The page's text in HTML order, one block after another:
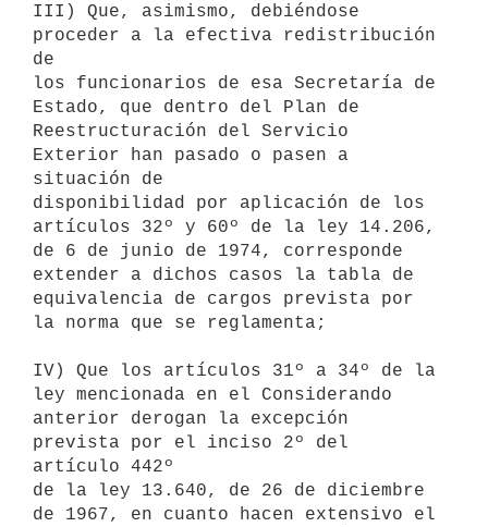
III) Que, asimismo, debiéndose
proceder a la efectiva redistribución
de
los funcionarios de esa Secretaría de
Estado, que dentro del Plan de
Reestructuración del Servicio
Exterior han pasado o pasen a
situación de
disponibilidad por aplicación de los
artículos 32º y 60º de la ley 14.206,
de 6 de junio de 1974, corresponde
extender a dichos casos la tabla de
equivalencia de cargos prevista por
la norma que se reglamenta;
IV) Que los artículos 31º a 34º de la
ley mencionada en el Considerando
anterior derogan la excepción
prevista por el inciso 2º del
artículo 442º
de la ley 13.640, de 26 de diciembre
de 1967, en cuanto hacen extensivo el